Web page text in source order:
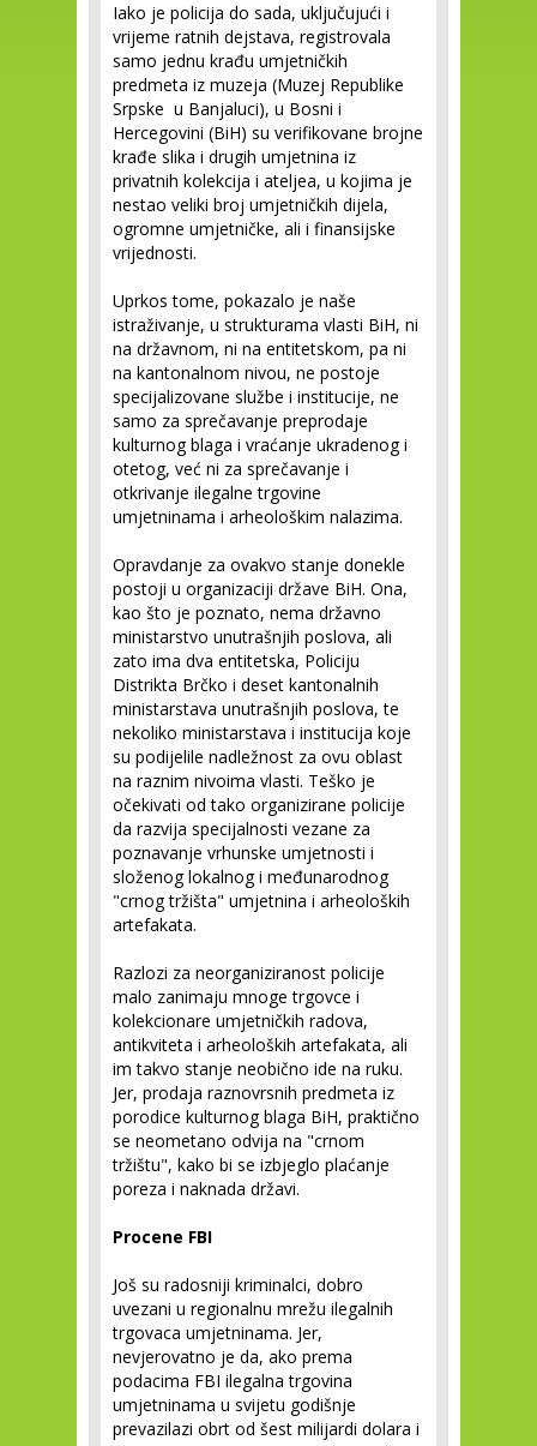
Iako je policija do sada, uključujući i
vrijeme ratnih dejstava, registrovala
samo jednu krađu umjetničkih
predmeta iz muzeja (Muzej Republike
Srpske u Banjaluci), u Bosni i
Hercegovini (BiH) su verifikovane brojne
krađe slika i drugih umjetnina iz
privatnih kolekcija i ateljea, u kojima je
nestao veliki broj umjetničkih dijela,
ogromne umjetničke, ali i finansijske
vrijednosti.
Uprkos tome, pokazalo je naše
istraživanje, u strukturama vlasti BiH, ni
na državnom, ni na entitetskom, pa ni
na kantonalnom nivou, ne postoje
specijalizovane službe i institucije, ne
samo za sprečavanje preprodaje
kulturnog blaga i vraćanje ukradenog i
otetog, već ni za sprečavanje i
otkrivanje ilegalne trgovine
umjetninama i arheološkim nalazima.
Opravdanje za ovakvo stanje donekle
postoji u organizaciji države BiH. Ona,
kao što je poznato, nema državno
ministarstvo unutrašnjih poslova, ali
zato ima dva entitetska, Policiju
Distrikta Brčko i deset kantonalnih
ministarstava unutrašnjih poslova, te
nekoliko ministarstava i institucija koje
su podijelile nadležnost za ovu oblast
na raznim nivoima vlasti. Teško je
očekivati od tako organizirane policije
da razvija specijalnosti vezane za
poznavanje vrhunske umjetnosti i
složenog lokalnog i međunarodnog
"crnog tržišta" umjetnina i arheoloških
artefakata.
Razlozi za neorganiziranost policije
malo zanimaju mnoge trgovce i
kolekcionare umjetničkih radova,
antikviteta i arheoloških artefakata, ali
im takvo stanje neobično ide na ruku.
Jer, prodaja raznovrsnih predmeta iz
porodice kulturnog blaga BiH, praktično
se neometano odvija na "crnom
tržištu", kako bi se izbjeglo plaćanje
poreza i naknada državi.
Procene FBI
Još su radosniji kriminalci, dobro
uvezani u regionalnu mrežu ilegalnih
trgovaca umjetninama. Jer,
nevjerovatno je da, ako prema
podacima FBI ilegalna trgovina
umjetninama u svijetu godišnje
prevazilazi obrt od šest milijardi dolara i